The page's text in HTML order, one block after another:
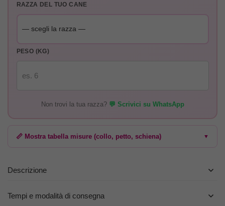
RAZZA DEL TUO CANE
PESO (KG)
Non trovi la tua razza? 💬 Scrivici su WhatsApp
📏 Mostra tabella misure (collo, petto, schiena) ▼
Descrizione
Tempi e modalità di consegna